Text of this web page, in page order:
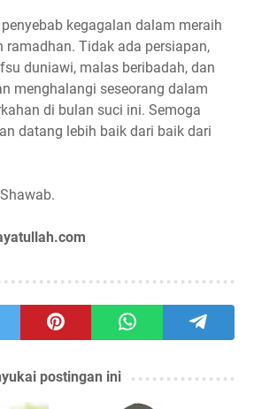
kegagalan dalam meraih
ramadhan. Tidak ada persiapan,
duniawi, malas beribadah, dan
menghalangi seseorang dalam
di bulan suci ini. Semoga
datang lebih baik dari baik dari
postingan ini